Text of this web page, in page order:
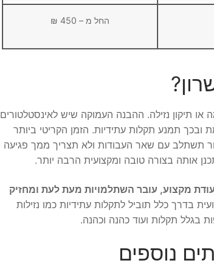
החל מ – 450 ₪
תיקון נזילה. ההבנה העמוקה שיש לאינסטלטורים
תמנע תקלות עתידיות. הזמן הקריטי ביותר
תשתלב עם שאר העבודות ולא תצריך ממך פגיעה
אותה בצורה טובה ומקצועית הרבה יותר.
מקצוע, עובר השתלמויות מעת לעת ומחזיק
בדרך כלל תוביל לתקלות עתידיות כמו נזילות
בגלל תקלות ועוד כהנה וכהנה.